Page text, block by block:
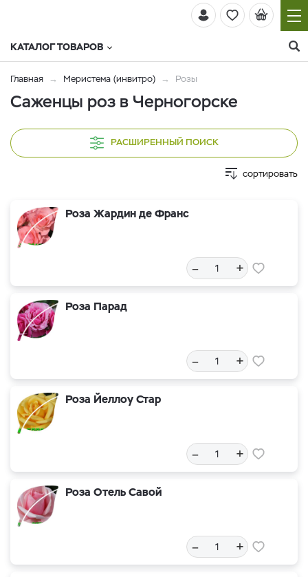
КАТАЛОГ ТОВАРОВ
Главная Меристема (инвитро) Розы
Саженцы роз в Черногорске
РАСШИРЕННЫЙ ПОИСК
сортировать
Роза Жардин де Франс
– +
Роза Парад
– +
Роза Йеллоу Стар
– +
Роза Отель Савой
– +